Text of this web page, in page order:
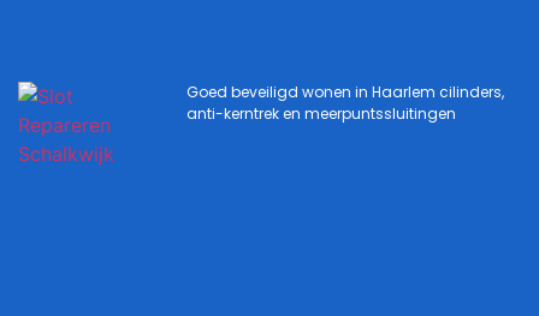
Goed beveiligd wonen in Haarlem cilinders,
anti-kerntrek en meerpuntssluitingen